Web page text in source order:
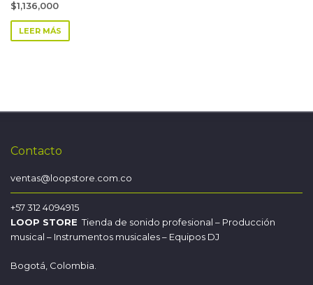
$1,136,000
LEER MÁS
Contacto
ventas@loopstore.com.co
+57 312 4094915
LOOP STORE Tienda de sonido profesional – Producción
musical – Instrumentos musicales – Equipos DJ
Bogotá, Colombia.